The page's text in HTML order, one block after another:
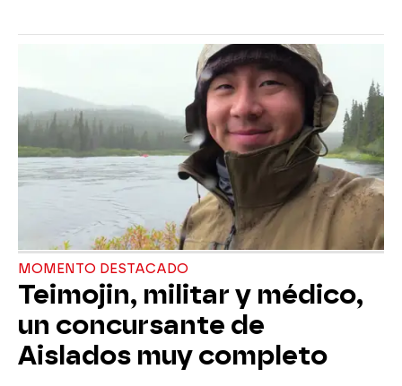
MOMENTO DESTACADO
Teimojin, militar y médico,
un concursante de
Aislados muy completo